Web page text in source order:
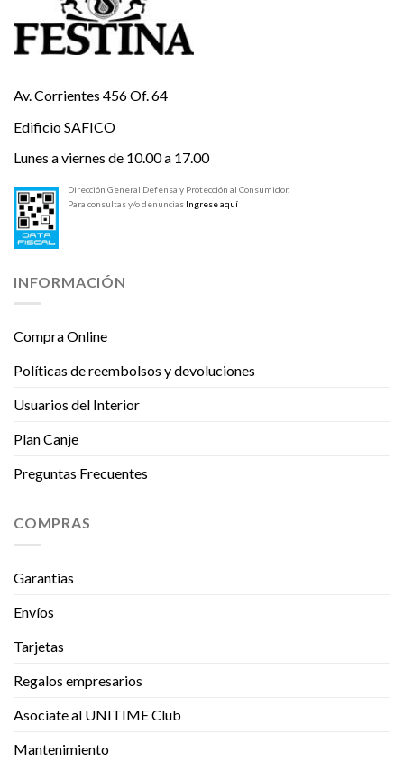
Av. Corrientes 456 Of. 64
Edificio SAFICO
Lunes a viernes de 10.00 a 17.00
Dirección General Defensa y Protección al Consumidor.
Para consultas y/o denuncias Ingrese aquí
INFORMACIÓN
Compra Online
Políticas de reembolsos y devoluciones
Usuarios del Interior
Plan Canje
Preguntas Frecuentes
COMPRAS
Garantias
Envíos
Tarjetas
Regalos empresarios
Asociate al UNITIME Club
Mantenimiento